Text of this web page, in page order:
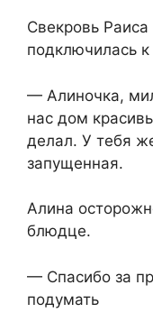
Свекровь
подключилась к
— Алиночка,
нас дом
делал. У тебя
запущенная.
Алина
блюдце.
— Спасибо за
подумать